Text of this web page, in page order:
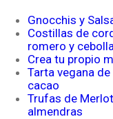
Gnocchis y
Costillas de
romero y
Crea tu propio
Tarta vegana
cacao
Trufas de
almendras